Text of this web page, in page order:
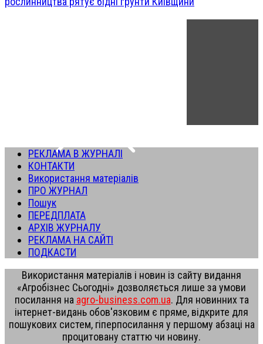
РЕКЛАМА В ЖУРНАЛІ
КОНТАКТИ
Використання матеріалів
ПРО ЖУРНАЛ
Пошук
ПЕРЕДПЛАТА
АРХІВ ЖУРНАЛУ
РЕКЛАМА НА САЙТІ
ПОДКАСТИ
Використання матеріалів і новин із сайту видання
«Агробізнес Сьогодні» дозволяється лише за умови
посилання на agro-business.com.ua. Для новинних та
інтернет-видань обов'язковим є пряме, відкрите для
пошукових систем, гіперпосилання у першому абзаці на
процитовану статтю чи новину.